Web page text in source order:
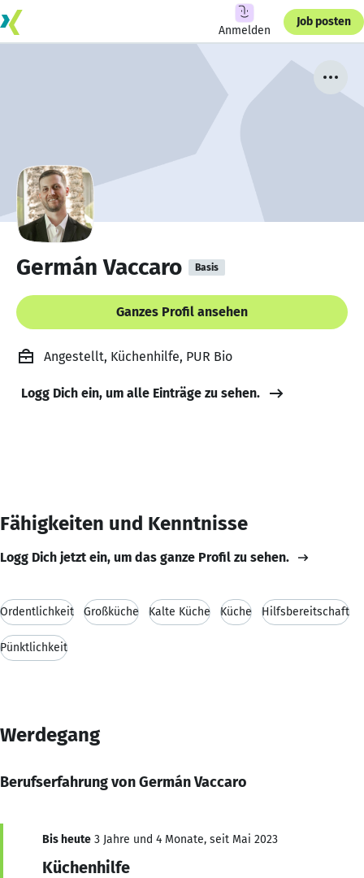
Anmelden
Job posten
Germán Vaccaro Basis
Ganzes Profil ansehen
Angestellt, Küchenhilfe, PUR Bio
Logg Dich ein, um alle Einträge zu sehen.
Fähigkeiten und Kenntnisse
Logg Dich jetzt ein, um das ganze Profil zu sehen.
Ordentlichkeit Großküche Kalte Küche Küche Hilfsbereitschaft
Pünktlichkeit
Werdegang
Berufserfahrung von Germán Vaccaro
Bis heute 3 Jahre und 4 Monate, seit Mai 2023
Küchenhilfe